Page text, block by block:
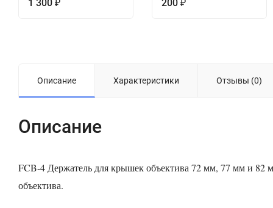
1 300 ₽ 200 ₽
Описание Характеристики Отзывы (0)
Описание
FCB-4Держатель для крышек объектива 72 мм, 77 мм и 82
объектива.